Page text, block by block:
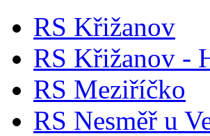
RS Křižanov
RS Křižanov -
RS Meziříčko
RS Nesměř u